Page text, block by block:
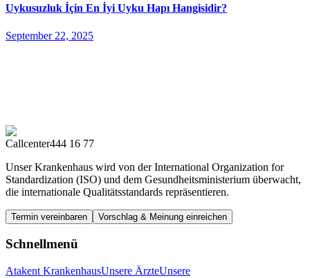
Uykusuzluk İçin En İyi Uyku Hapı Hangisidir?
September 22, 2025
Callcenter444 16 77
Unser Krankenhaus wird von der International Organization for
Standardization (ISO) und dem Gesundheitsministerium überwacht,
die internationale Qualitätsstandards repräsentieren.
Termin vereinbaren Vorschlag & Meinung einreichen
Schnellmenü
Atakent KrankenhausUnsere ÄrzteUnsere